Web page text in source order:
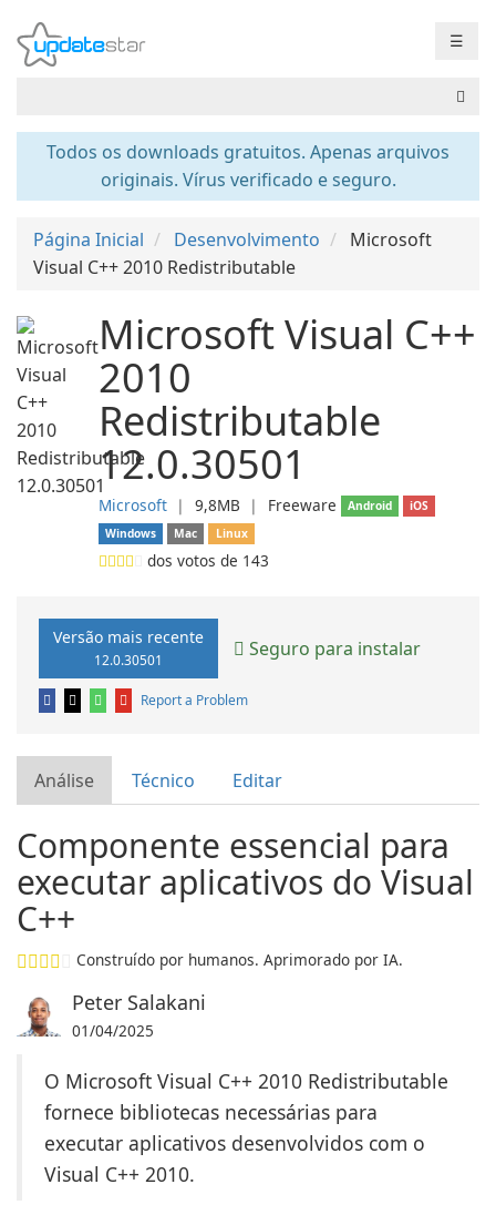
☰
Todos os downloads gratuitos. Apenas arquivos
originais. Vírus verificado e seguro.
Página Inicial Desenvolvimento
Microsoft
Visual C++ 2010 Redistributable
Microsoft Visual C++
2010
Redistributable
12.0.30501
Microsoft ❘ 9,8MB ❘ Freeware Android
iOS
Windows
Mac Linux
dos votos de 143
Versão mais recente
12.0.30501 Seguro para instalar
Report a Problem
Análise Técnico Editar
Componente essencial para
executar aplicativos do Visual
C++
Construído por humanos. Aprimorado por IA.
Peter Salakani
01/04/2025
O Microsoft Visual C++ 2010 Redistributable
fornece bibliotecas necessárias para
executar aplicativos desenvolvidos com o
Visual C++ 2010.